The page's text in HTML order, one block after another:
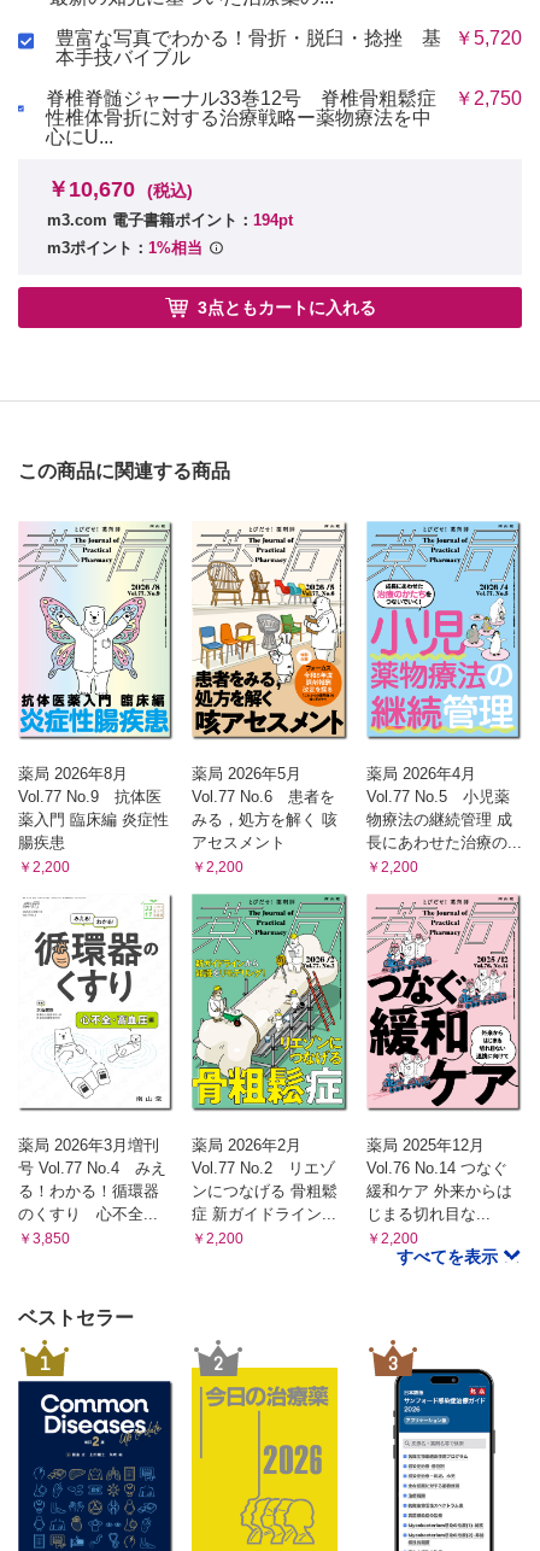
豊富な写真でわかる！骨折・脱臼・捻挫 基
本手技バイブル
￥5,720
脊椎脊髄ジャーナル33巻12号 脊椎骨粗鬆症
性椎体骨折に対する治療戦略ー薬物療法を中
心にU...
￥2,750
￥10,670 (税込)
m3.com 電子書籍ポイント： 194pt
m3ポイント： 1%相当
3点ともカートに入れる
この商品に関連する商品
薬局 2026年8月
Vol.77 No.9 抗体医
薬入門 臨床編 炎症性
腸疾患
￥2,200
薬局 2026年5月
Vol.77 No.6 患者を
みる，処方を解く 咳
アセスメント
￥2,200
薬局 2026年4月
Vol.77 No.5 小児薬
物療法の継続管理 成
長にあわせた治療の...
￥2,200
薬局 2026年3月増刊
号 Vol.77 No.4 みえ
る！わかる！循環器
のくすり 心不全...
￥3,850
薬局 2026年2月
Vol.77 No.2 リエゾ
ンにつなげる 骨粗鬆
症 新ガイドライン...
￥2,200
薬局 2025年12月
Vol.76 No.14 つなぐ
緩和ケア 外来からは
じまる切れ目な...
￥2,200
すべてを表示
ベストセラー
1 2 3